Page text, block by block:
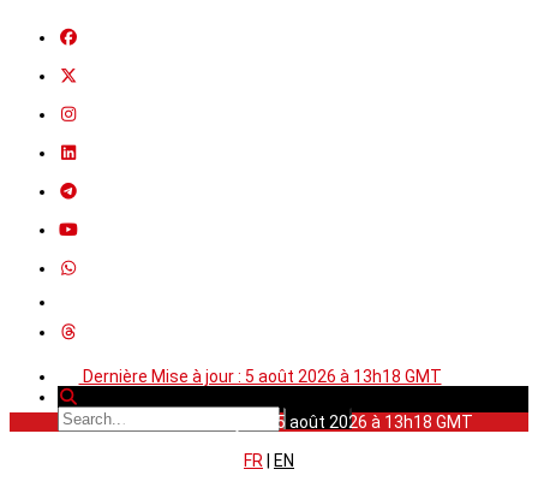
Dernière Mise à jour : 5 août 2026 à 13h18 GMT
Dernière Mise à jour : 5 août 2026 à 13h18 GMT
FR
EN